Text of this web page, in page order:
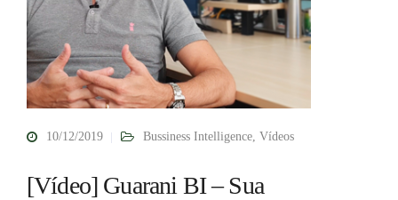
10/12/2019 Bussiness Intelligence, Vídeos
[Vídeo] Guarani BI – Sua